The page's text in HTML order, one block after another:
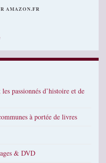
AMAZON.FR
passionnés d’histoire et de
à portée de livres
& DVD